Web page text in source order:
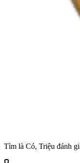
Tìm là Có, Triệu đánh